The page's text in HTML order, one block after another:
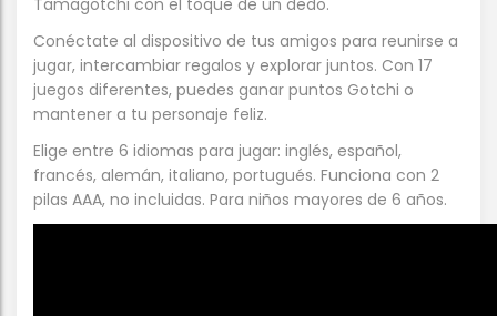
Tamagotchi con el toque de un dedo.
Conéctate al dispositivo de tus amigos para reunirse a
jugar, intercambiar regalos y explorar juntos. Con 17
juegos diferentes, puedes ganar puntos Gotchi o
mantener a tu personaje feliz.
Elige entre 6 idiomas para jugar: inglés, español,
francés, alemán, italiano, portugués. Funciona con 2
pilas AAA, no incluidas. Para niños mayores de 6 años.